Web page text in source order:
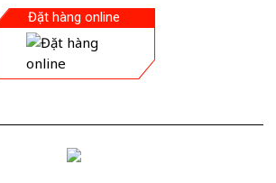
Đặt hàng online